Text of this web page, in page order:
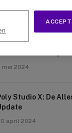
X-Space:
mei 2024
Studio X: De
april 2024